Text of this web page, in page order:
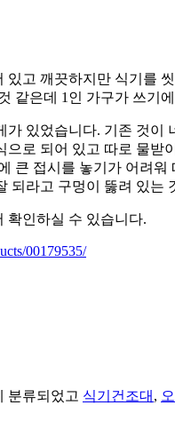
고 깨끗하지만 식기를
같은데 1인 가구가 쓰기
있었습니다. 기존 것이
으로 되어 있고 따로 물
큰 접시를 놓기가 어려
되라고 구멍이 뚫려 있
확인하실 수 있습니다.
00179535/
분류되었고 식기건조대 ,